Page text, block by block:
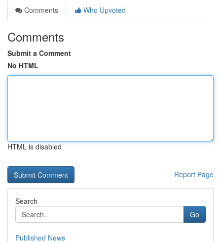
Comments
Who Upvoted
Comments
Submit a Comment
No HTML
HTML is disabled
Report Page
Search
Go
Published News